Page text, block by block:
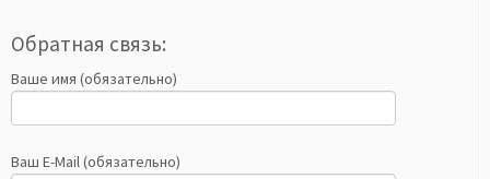
Обратная связь:
Ваше имя (обязательно)
Ваш E-Mail (обязательно)